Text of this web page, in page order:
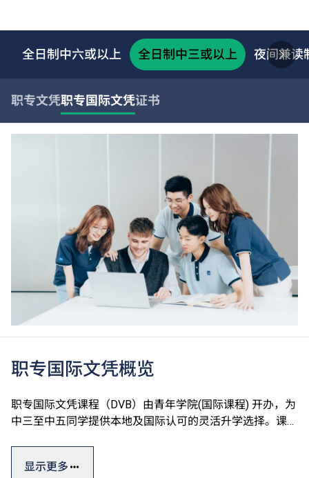
全日制中六或以上 全日制中三或以上 夜间兼读
职专文凭职专国际文凭证书
职专国际文凭概览
职专国际文凭课程（DVB）由青年学院(国际课程) 开办，为
中三至中五同学提供本地及国际认可的灵活升学选择。课程
有助于本地及其他地方升学。
显示更多